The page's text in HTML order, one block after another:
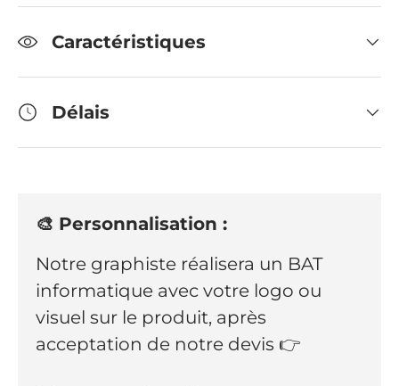
Caractéristiques
Délais
🎨 Personnalisation :
Notre graphiste réalisera un BAT
informatique avec votre logo ou
visuel sur le produit, après
acceptation de notre devis 👉